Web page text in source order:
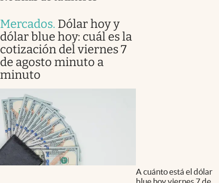
Mercados. Dólar hoy y
dólar blue hoy: cuál es la
cotización del viernes 7
de agosto minuto a
minuto
A cuánto está el dólar
blue hoy viernes 7 de